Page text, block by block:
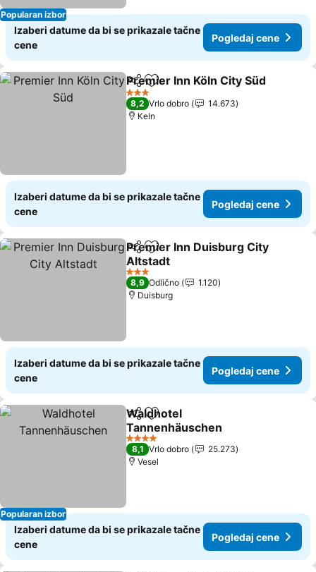
Popularan izbor
Izaberi datume da bi se prikazale tačne
cene
Pogledaj cene
Deli Dodati u favorite
Premier Inn Köln City Süd
3 Zvezdice
8,2 Vrlo dobro
14.673
Keln
Izaberi datume da bi se prikazale tačne
cene
Pogledaj cene
Deli Dodati u favorite
Premier Inn Duisburg City
Altstadt
Pogledaj cene
3 Zvezdice
8,9 Odlično
1.120
Duisburg
Izaberi datume da bi se prikazale tačne
cene
Pogledaj cene
Popularan izbor
Deli Dodati u favorite
Waldhotel
Tannenhäuschen
Pogledaj cene
4 Zvezdice
8,1 Vrlo dobro
25.273
Vesel
Izaberi datume da bi se prikazale tačne
cene
Pogledaj cene